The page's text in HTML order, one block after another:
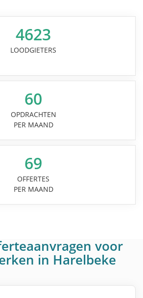
4623
LOODGIETERS
60
OPDRACHTEN
PER MAAND
69
OFFERTES
PER MAAND
voor
in Harelbeke